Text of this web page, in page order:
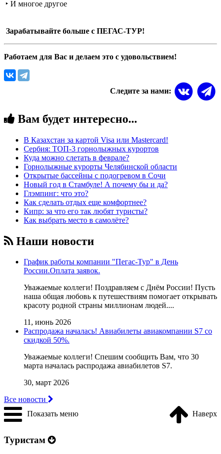
‣ И многое другое
Зарабатывайте больше с ПЕГАС-ТУР!
Работаем для Вас и делаем это с удовольствием!
Следите за нами:
Вам будет интересно...
В Казахстан за картой Visa или Masterсard!
Сербия: ТОП-3 горнолыжных курортов
Куда можно слетать в феврале?
Горнолыжные курорты Челябинской области
Открытые бассейны с подогревом в Сочи
Новый год в Стамбуле! А почему бы и да?
Глэмпинг: что это?
Как сделать отдых еще комфортнее?
Кипр: за что его так любят туристы?
Как выбрать место в самолёте?
Наши новости
График работы компании "Пегас-Тур" в День
России.Оплата заявок.
Уважаемые коллеги! Поздравляем с Днём России! Пусть
наша общая любовь к путешествиям помогает открывать
красоту родной страны миллионам людей....
11, июнь 2026
Распродажа началась! Авиабилеты авиакомпании S7 со
скидкой 50%.
Уважаемые коллеги! Cпешим сообщить Вам, что 30
марта началась распродажа авиабилетов S7.
30, март 2026
Все новости
Показать меню
Наверх
Туристам